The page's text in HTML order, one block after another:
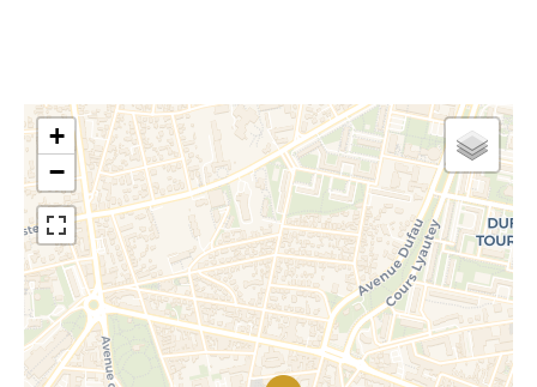
+
−